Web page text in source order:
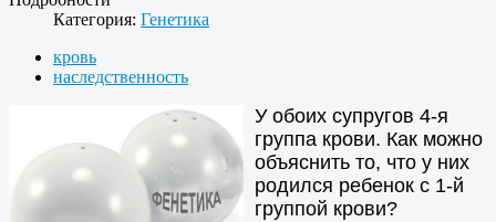
Категория: Генетика
кровь
наследственность
У обоих супругов 4-я
группа крови. Как можно
объяснить то, что у них
родился ребенок с 1-й
группой крови?